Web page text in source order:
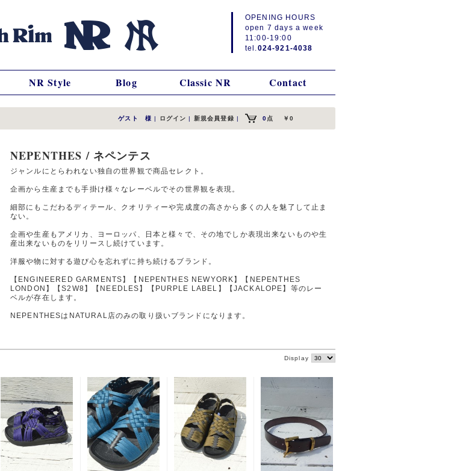
OPENING HOURS
open 7 days a week
11:00-19:00
tel. 024-921-4038
NR Style Blog Classic NR Contact
ゲスト 様 | ログイン | 新規会員登録 | 0点 ￥0
NEPENTHES / ネペンテス
ジャンルにとらわれない独自の世界観で商品セレクト。
企画から生産までも手掛け様々なレーベルでその世界観を表現。
細部にもこだわるディテール、クオリティーや完成度の高さから多くの人を魅了して止ま
ない。
企画や生産もアメリカ、ヨーロッパ、日本と様々で、その地でしか表現出来ないものや生
産出来ないものをリリースし続けています。
洋服や物に対する遊び心を忘れずに持ち続けるブランド。
【ENGINEERED GARMENTS】【NEPENTHES NEWYORK】【NEPENTHES
LONDON】【S2W8】【NEEDLES】【PURPLE LABEL】【JACKALOPE】等のレー
ベルが存在します。
NEPENTHESはNATURAL店のみの取り扱いブランドになります。
Display